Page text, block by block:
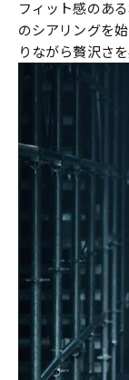
フィット感のあ
のシアリングを
りながら贅沢さ